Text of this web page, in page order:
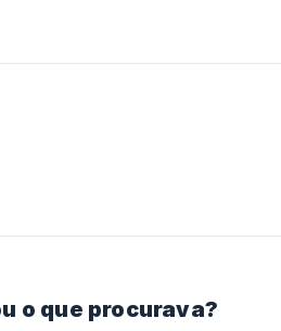
o que procurava?